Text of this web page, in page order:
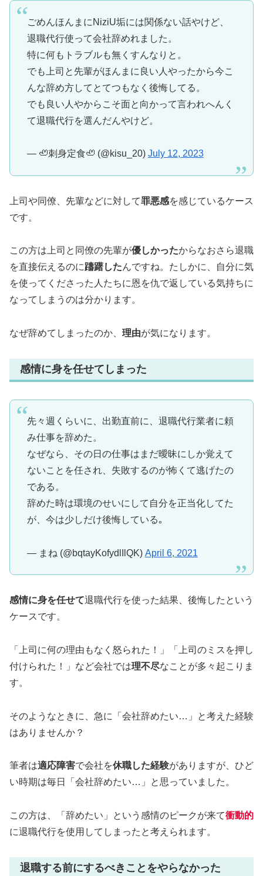
ごめんほんまにNiziU垢には関係ない話やけど、
退職代行使って会社辞めれました。
特に何もトラブルも無くすんなりと。
でも上司と先輩がほんまに良い人やったから今こ
んな辞め方してとてつもなく後悔してる。
でも良い人やからこそ面と向かって言われへんく
て退職代行を選んだんやけど。
— 🦥刺身定食🦥 (@kisu_20) July 12, 2023
上司や同僚、先輩などに対して罪悪感を感じているケース
です。
この方は上司と同僚の先輩が優しかったからなおさら退職
を直接伝えるのに躊躇したんですね。たしかに、自分に気
を使ってくださった人たちに恩を仇で返している気持ちに
なってしまうのは分かります。
なぜ辞めてしまったのか、 理由が気になります。
感情に身を任せてしまった
先々週くらいに、出勤直前に、退職代行業者に頼
み仕事を辞めた。
なぜなら、その日の仕事はまだ曖昧にしか覚えて
ないことを任され、失敗するのが怖くて逃げたの
である。
辞めた時は環境のせいにして自分を正当化してた
が、今は少しだけ後悔している｡
— まね (@bqtayKofydlIlQK) April 6, 2021
感情に身を任せて退職代行を使った結果、後悔したという
ケースです。
「上司に何の理由もなく怒られた！」「上司のミスを押し
付けられた！」など会社では理不尽なことが多々起こりま
す。
そのようなときに、急に「会社辞めたい…」と考えた経験
はありませんか？
筆者は適応障害で会社を休職した経験がありますが、ひど
い時期は毎日「会社辞めたい…」と思っていました。
この方は、「辞めたい」という感情のピークが来て衝動的
に退職代行を使用してしまったと考えられます。
退職する前にするべきことをやらなかった